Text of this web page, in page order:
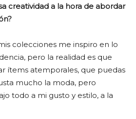
creatividad a la hora de abordar
colecciones me inspiro en lo
pero la realidad es que
ítems atemporales, que puedas
mucho la moda, pero
todo a mi gusto y estilo, a la